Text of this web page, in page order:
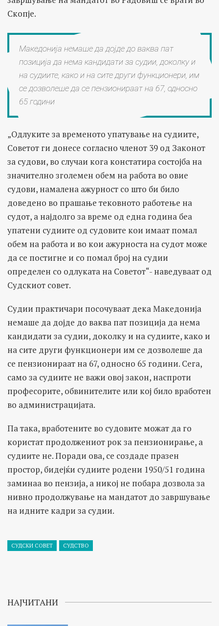
Скопје.
Македонија немаше да дојде до ваква пат
позиција да нема кандидати за судии, доколку и
на судиите, како и на сите други функционери, им
се дозволеше да се пензионираат на 67, односно
65 години
„Одлуките за временото упатување на судиите,
Советот ги донесе согласно членот 39 од Законот
за судови, во случаи кога констатира состојба на
значително зголемен обем на работа во овие
судови, намалена ажурност со што би било
доведено во прашање тековното работење на
судот, а најдолго за време од една година беа
упатени судиите од судовите кои имаат помал
обем на работа и во кои ажурноста на судот може
да се постигне и со помал број на судии
определен со одлуката на Советот“- наведуваат од
Судскиот совет.
Судии практичари посочуваат дека Македонија
немаше да дојде до ваква пат позиција да нема
кандидати за судии, доколку и на судиите, како и
на сите други функционери им се дозволеше да
се пензионираат на 67, односно 65 години. Сега,
само за судиите не важи овој закон, наспроти
професорите, обвинителите или кој било вработен
во администрацијата.
Па така, вработените во судовите можат да го
користат продолжениот рок за пензионирање, а
судиите не. Поради ова, се создаде празен
простор, бидејќи судиите родени 1950/51 година
заминаа во пензија, а никој не побара дозвола за
нивно продолжување на мандатот до завршување
на идните кадри за судии.
СУДСКИ СОВЕТ СУДСТВО
НАЈЧИТАНИ